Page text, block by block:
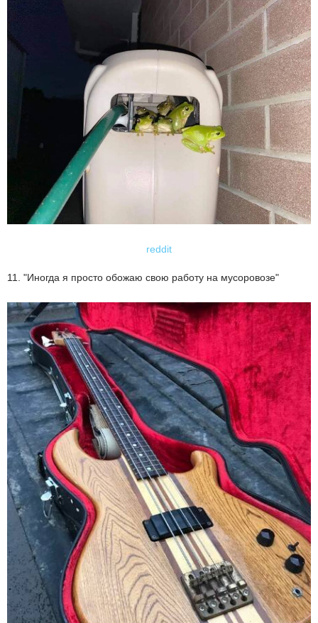
reddit
11. "Иногда я просто обожаю свою работу на мусоровозе"